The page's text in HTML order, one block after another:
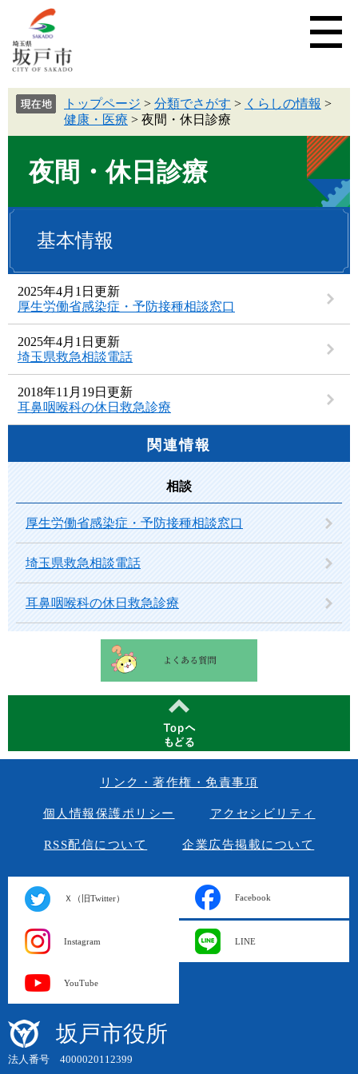
トップページ > 分類でさがす > くらしの情報 >
健康・医療 > 夜間・休日診療
夜間・休日診療
基本情報
2025年4月1日更新
厚生労働省感染症・予防接種相談窓口
2025年4月1日更新
埼玉県救急相談電話
2018年11月19日更新
耳鼻咽喉科の休日救急診療
関連情報
相談
厚生労働省感染症・予防接種相談窓口
埼玉県救急相談電話
耳鼻咽喉科の休日救急診療
リンク・著作権・免責事項
個人情報保護ポリシー アクセシビリティ
RSS配信について 企業広告掲載について
Ｘ（旧Twitter） Facebook
Instagram LINE
YouTube
坂戸市役所
法人番号 4000020112399